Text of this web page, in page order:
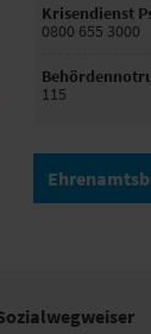
Krisendienst
0800 655 3000
115